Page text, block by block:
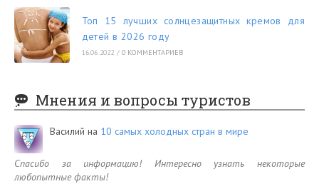
Топ 15 лучших солнцезащитных кремов для
детей в 2026 году
16.06.2022 / 0 КОММЕНТАРИЕВ
Мнения и вопросы туристов
Василий на 10 самых холодных стран в мире
Спасибо за информацию! Интересно узнать некоторые
любопытные факты!